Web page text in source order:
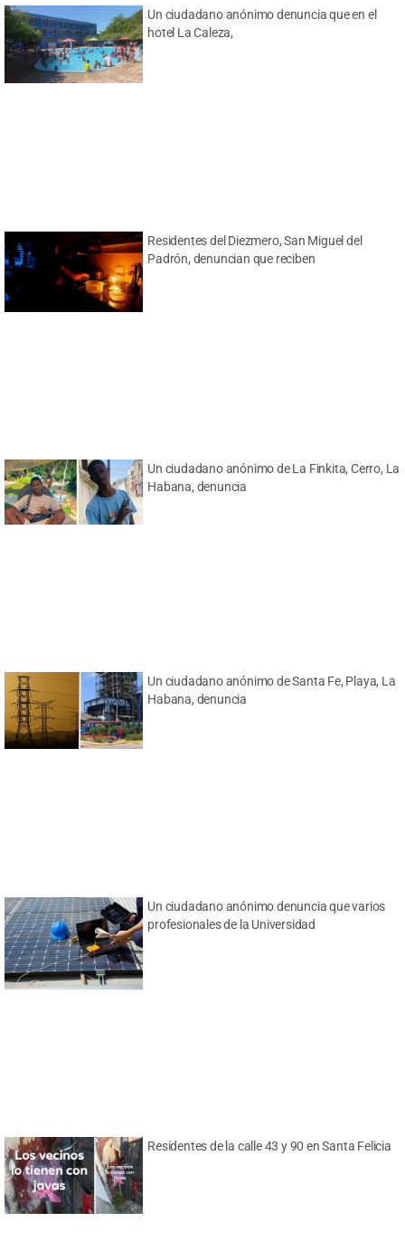
Un ciudadano anónimo denuncia que en el
hotel La Caleza,
Residentes del Diezmero, San Miguel del
Padrón, denuncian que reciben
Un ciudadano anónimo de La Finkita, Cerro, La
Habana, denuncia
Un ciudadano anónimo de Santa Fe, Playa, La
Habana, denuncia
Un ciudadano anónimo denuncia que varios
profesionales de la Universidad
Residentes de la calle 43 y 90 en Santa Felicia